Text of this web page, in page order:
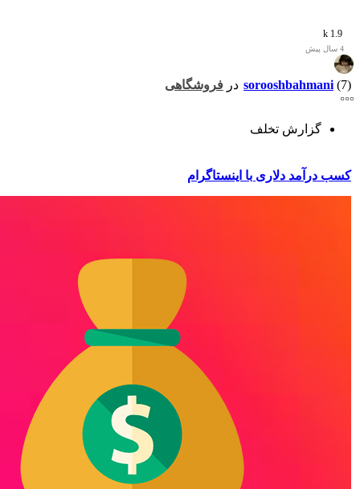
1.9 k
4 سال پیش
sorooshbahmani (7) در فروشگاهی
گزارش تخلف
کسب درآمد دلاری با اینستاگرام